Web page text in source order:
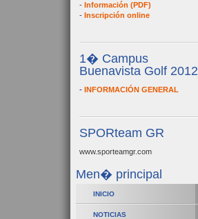
- Información (PDF)
- Inscripción online
1� Campus
Buenavista Golf 2012
- INFORMACIÓN GENERAL
SPORteam GR
www.sporteamgr.com
Men� principal
INICIO
NOTICIAS